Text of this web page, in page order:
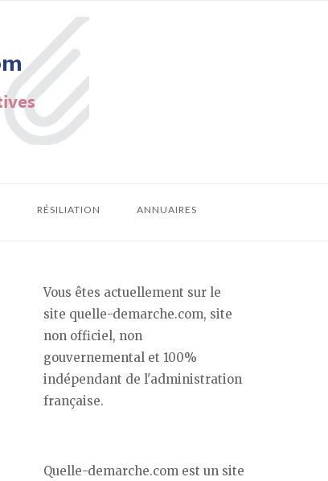
RÉSILIATION ANNUAIRES
Vous êtes actuellement sur le
site quelle-demarche.com, site
non officiel, non
gouvernemental et 100%
indépendant de l'administration
française.
Quelle-demarche.com est un site